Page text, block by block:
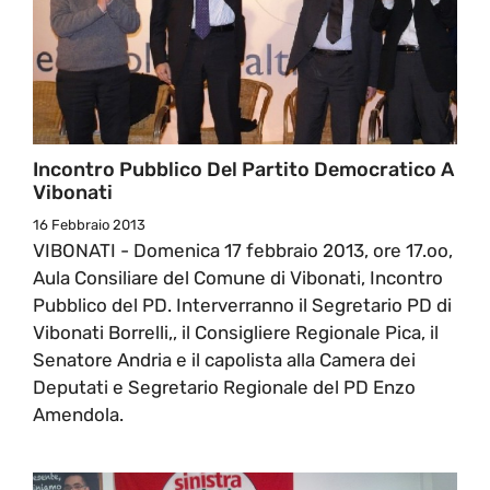
Incontro Pubblico Del Partito Democratico A
Vibonati
16 Febbraio 2013
VIBONATI - Domenica 17 febbraio 2013, ore 17.oo,
Aula Consiliare del Comune di Vibonati, Incontro
Pubblico del PD. Interverranno il Segretario PD di
Vibonati Borrelli,, il Consigliere Regionale Pica, il
Senatore Andria e il capolista alla Camera dei
Deputati e Segretario Regionale del PD Enzo
Amendola.